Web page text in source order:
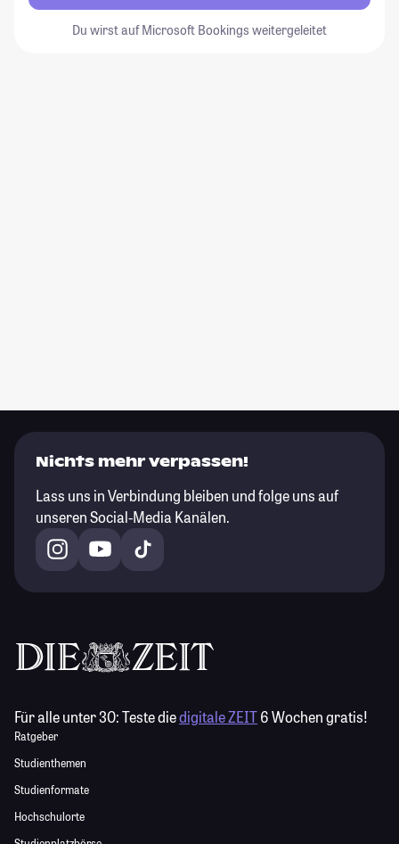
Du wirst auf Microsoft Bookings weitergeleitet
Nichts mehr verpassen!
Lass uns in Verbindung bleiben und folge uns auf
unseren Social-Media Kanälen.
Für alle unter 30:Teste diedigitale ZEIT6 Wochen gratis!
Ratgeber
Studienthemen
Studienformate
Hochschulorte